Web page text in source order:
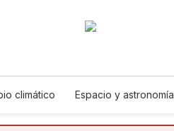
climático Espacio y astronomía